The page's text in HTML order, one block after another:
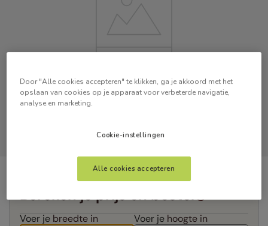
Bereken je prijs en bestel
Voer je breedte in Voer je hoogte in
Door "Alle cookies accepteren" te klikken, ga je akkoord met het
opslaan van cookies op je apparaat voor verbeterde navigatie,
analyse en marketing.
Cookie-instellingen
Alle cookies accepteren